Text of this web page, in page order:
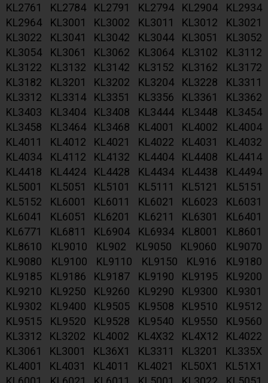
KL2761 KL2784 KL2791 KL2794 KL2904 KL2934
KL2964 KL3001 KL3002 KL3011 KL3012 KL3021
KL3022 KL3041 KL3042 KL3044 KL3051 KL3052
KL3054 KL3061 KL3062 KL3064 KL3102 KL3112
KL3122 KL3132 KL3142 KL3152 KL3162 KL3172
KL3182 KL3201 KL3202 KL3204 KL3228 KL3311
KL3312 KL3314 KL3351 KL3356 KL3361 KL3362
KL3403 KL3404 KL3408 KL3444 KL3448 KL3454
KL3458 KL3464 KL3468 KL4001 KL4002 KL4004
KL4011 KL4012 KL4021 KL4022 KL4031 KL4032
KL4034 KL4112 KL4132 KL4404 KL4408 KL4414
KL4418 KL4424 KL4428 KL4434 KL4438 KL4494
KL5001 KL5051 KL5101 KL5111 KL5121 KL5151
KL5152 KL6001 KL6011 KL6021 KL6023 KL6031
KL6041 KL6051 KL6201 KL6211 KL6301 KL6401
KL6771 KL6811 KL6904 KL6934 KL8001 KL8601
KL8610 KL9010 KL902 KL9050 KL9060 KL9070
KL9080 KL9100 KL9110 KL9150 KL916 KL9180
KL9185 KL9186 KL9187 KL9190 KL9195 KL9200
KL9210 KL9250 KL9260 KL9290 KL9300 KL9301
KL9302 KL9400 KL9505 KL9508 KL9510 KL9512
KL9515 KL9520 KL9528 KL9540 KL9550 KL9560
KL3312 KL3202 KL4002 KL4X32 KL4X12 KL4022
KL3061 KL3001 KL36X1 KL3311 KL3201 KL335X
KL4001 KL4031 KL4011 KL4021 KL50X1 KL51X1